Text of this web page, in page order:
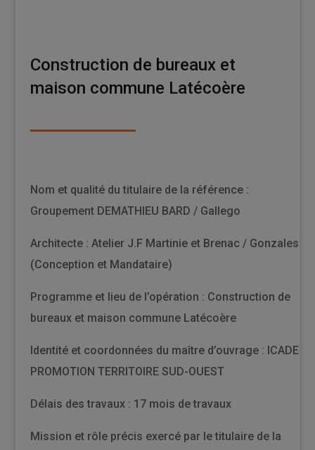
Construction de bureaux et
maison commune Latécoère
Nom et qualité du titulaire de la référence :
Groupement DEMATHIEU BARD / Gallego
Architecte : Atelier J.F Martinie et Brenac / Gonzales
(Conception et Mandataire)
Programme et lieu de l’opération : Construction de
bureaux et maison commune Latécoère
Identité et coordonnées du maître d’ouvrage : ICADE
PROMOTION TERRITOIRE SUD-OUEST
Délais des travaux : 17 mois de travaux
Mission et rôle précis exercé par le titulaire de la